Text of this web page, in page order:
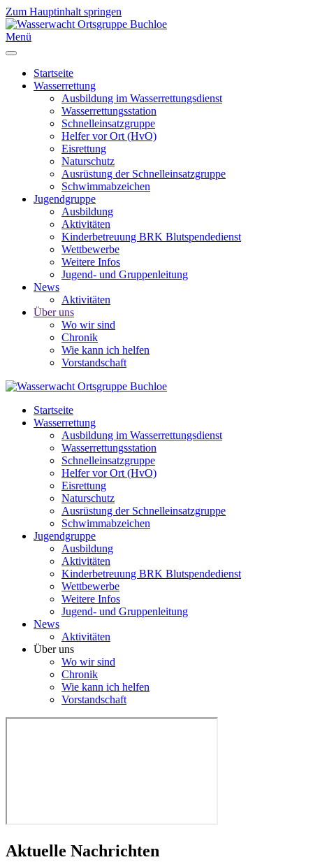
Zum Hauptinhalt springen
Menü
Startseite
Wasserrettung
Ausbildung im Wasserrettungsdienst
Wasserrettungsstation
Schnelleinsatzgruppe
Helfer vor Ort (HvO)
Eisrettung
Naturschutz
Ausrüstung der Schnelleinsatzgruppe
Schwimmabzeichen
Jugendgruppe
Ausbildung
Aktivitäten
Kinderbetreuung BRK Blutspendedienst
Wettbewerbe
Weitere Infos
Jugend- und Gruppenleitung
News
Aktivitäten
Über uns
Wo wir sind
Chronik
Wie kann ich helfen
Vorstandschaft
Startseite
Wasserrettung
Ausbildung im Wasserrettungsdienst
Wasserrettungsstation
Schnelleinsatzgruppe
Helfer vor Ort (HvO)
Eisrettung
Naturschutz
Ausrüstung der Schnelleinsatzgruppe
Schwimmabzeichen
Jugendgruppe
Ausbildung
Aktivitäten
Kinderbetreuung BRK Blutspendedienst
Wettbewerbe
Weitere Infos
Jugend- und Gruppenleitung
News
Aktivitäten
Über uns
Wo wir sind
Chronik
Wie kann ich helfen
Vorstandschaft
Aktuelle Nachrichten